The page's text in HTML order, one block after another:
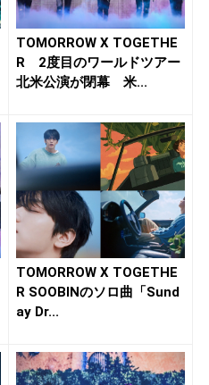
TOMORROW X TOGETHE
R 2度目のワールドツアー
北米公演が閉幕 米...
TOMORROW X TOGETHE
R SOOBINのソロ曲「Sund
ay Dr...